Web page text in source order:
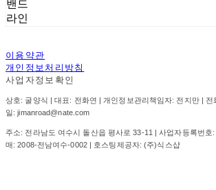
밴드
라인
이용약관
개인정보처리방침
사업자정보확인
상호: 굴양식 | 대표: 전화연 | 개인정보관리책임자: 전지만 | 전
일: jimanroad@nate.com
주소: 전라남도 여수시 돌산읍 평사로 33-11 | 사업자등록번호
매:2008-전남여수-0002| 호스팅제공자: (주)식스샵